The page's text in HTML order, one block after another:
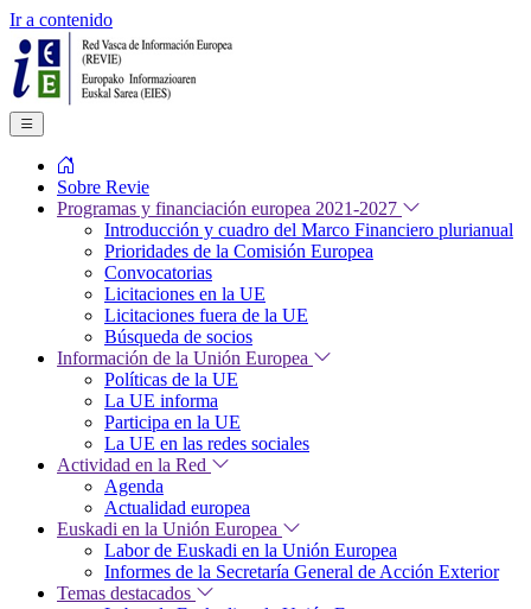
Ir a contenido
Sobre Revie
Programas y financiación europea 2021-2027
Introducción y cuadro del Marco Financiero plurianual
Prioridades de la Comisión Europea
Convocatorias
Licitaciones en la UE
Licitaciones fuera de la UE
Búsqueda de socios
Información de la Unión Europea
Políticas de la UE
La UE informa
Participa en la UE
La UE en las redes sociales
Actividad en la Red
Agenda
Actualidad europea
Euskadi en la Unión Europea
Labor de Euskadi en la Unión Europea
Informes de la Secretaría General de Acción Exterior
Temas destacados